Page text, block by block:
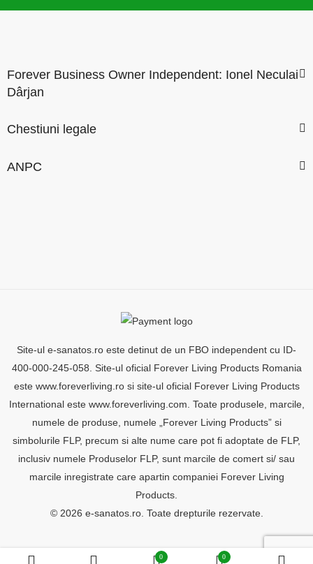
Forever Business Owner Independent: Ionel Neculai
Dârjan
Chestiuni legale
ANPC
Site-ul e-sanatos.ro este detinut de un FBO independent cu ID-
400-000-245-058. Site-ul oficial Forever Living Products Romania
este www.foreverliving.ro si site-ul oficial Forever Living Products
International este www.foreverliving.com. Toate produsele, marcile,
numele de produse, numele „Forever Living Products” si
simbolurile FLP, precum si alte nume care pot fi adoptate de FLP,
inclusiv numele Produselor FLP, sunt marcile de comert si/ sau
marcile inregistrate care apartin companiei Forever Living
Products.
© 2026 e-sanatos.ro. Toate drepturile rezervate.
0 0